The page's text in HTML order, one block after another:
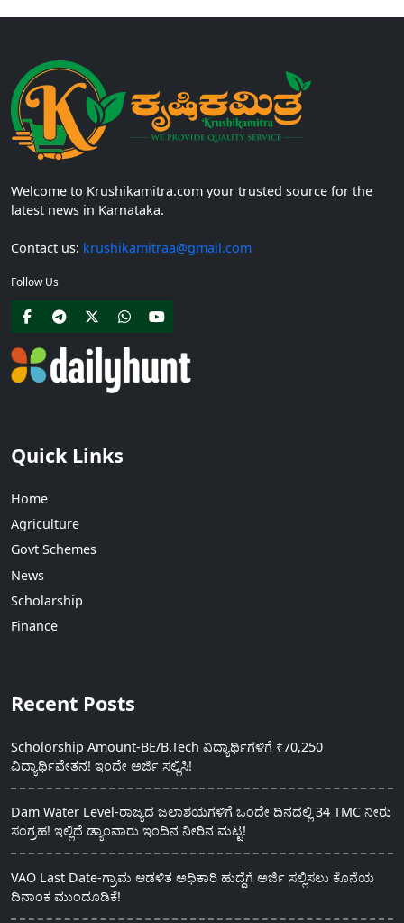
Welcome to Krushikamitra.com your trusted source for the
latest news in Karnataka.
Contact us: krushikamitraa@gmail.com
Follow Us
Quick Links
Home
Agriculture
Govt Schemes
News
Scholarship
Finance
Recent Posts
Scholorship Amount-BE/B.Tech ವಿದ್ಯಾರ್ಥಿಗಳಿಗೆ ₹70,250
ವಿದ್ಯಾರ್ಥಿವೇತನ! ಇಂದೇ ಅರ್ಜಿ ಸಲ್ಲಿಸಿ!
Dam Water Level-ರಾಜ್ಯದ ಜಲಾಶಯಗಳಿಗೆ ಒಂದೇ ದಿನದಲ್ಲಿ 34 TMC ನೀರು
ಸಂಗ್ರಹ! ಇಲ್ಲಿದೆ ಡ್ಯಾಂವಾರು ಇಂದಿನ ನೀರಿನ ಮಟ್ಟ!
VAO Last Date-ಗ್ರಾಮ ಆಡಳಿತ ಅಧಿಕಾರಿ ಹುದ್ದೆಗೆ ಅರ್ಜಿ ಸಲ್ಲಿಸಲು ಕೊನೆಯ
ದಿನಾಂಕ ಮುಂದೂಡಿಕೆ!